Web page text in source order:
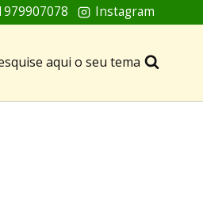
Instagram
aqui o seu tema